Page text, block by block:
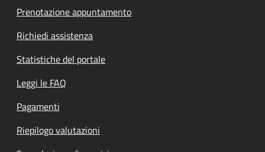
Prenotazione appuntamento
Richiedi assistenza
Statistiche del portale
Leggi le FAQ
Pagamenti
Riepilogo valutazioni